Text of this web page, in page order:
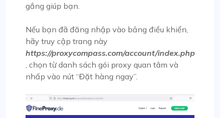
gắng giúp bạn.
Nếu bạn đã đăng nhập vào bảng điều khiển,
hãy truy cập trang này
https://proxycompass.com/account/index.php
, chọn từ danh sách gói proxy quan tâm và
nhấp vào nút “Đặt hàng ngay”.